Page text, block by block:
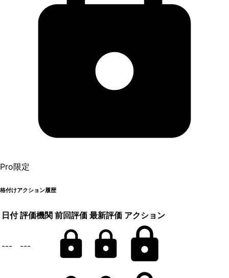
Pro限定
格付けアクション履歴
日付 評価機関 前回評価 最新評価 アクション
--- ---